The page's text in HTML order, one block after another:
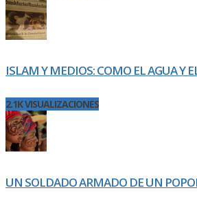
ISLAM Y MEDIOS: COMO EL AGUA Y
2.1K VISUALIZACIONES
UN SOLDADO ARMADO DE UN